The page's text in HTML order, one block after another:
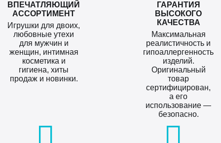
ВПЕЧАТЛЯЮЩИЙ
АССОРТИМЕНТ
Игрушки для двоих,
любовные утехи
для мужчин и
женщин, интимная
косметика и
гигиена, хиты
продаж и новинки.
ГАРАНТИЯ
ВЫСОКОГО
КАЧЕСТВА
Максимальная
реалистичность и
гипоаллергенность
изделий.
Оригинальный
товар
сертифицирован,
а его
использование —
безопасно.